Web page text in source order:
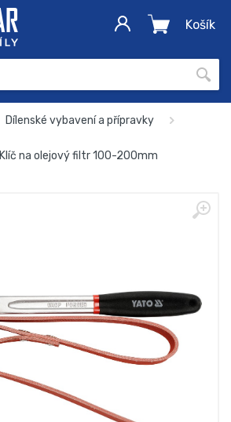
Košík
Dílenské vybavení a přípravky
Klíč na olejový filtr 100-200mm